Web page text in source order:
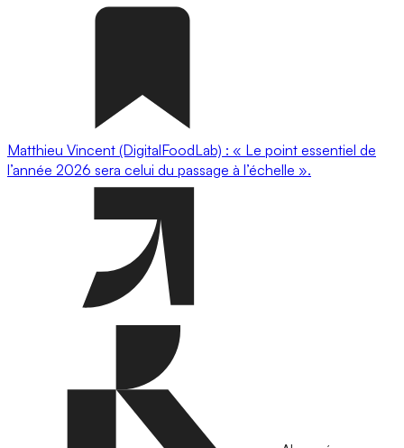
Matthieu Vincent (DigitalFoodLab) : « Le point essentiel de
l’année 2026 sera celui du passage à l’échelle ».